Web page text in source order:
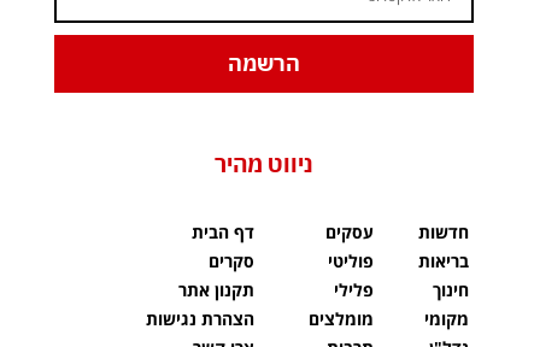
הרשמה
ניווט מהיר
חדשות
בריאות
חינוך
מקומי
עסקים
פוליטי
פלילי
מומלצים
דף הבית
סקרים
תקנון אתר
הצהרת נגישות